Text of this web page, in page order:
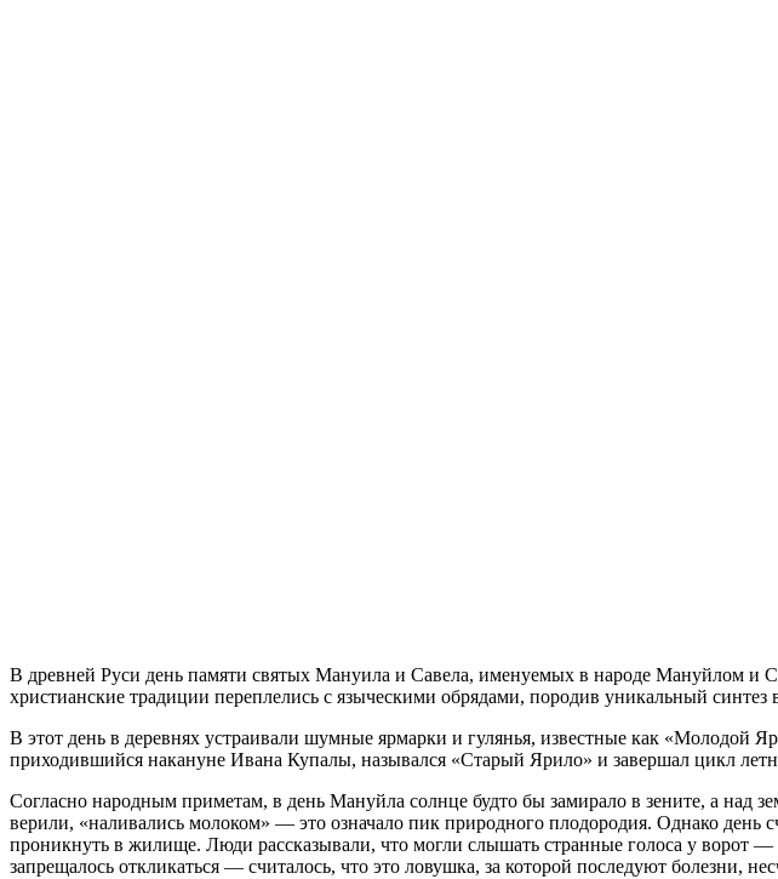
В древней Руси день памяти святых Мануила и Савела, именуемых в народе Мануйлом и
христианские традиции переплелись с языческими обрядами, породив уникальный
В этот день в деревнях устраивали шумные ярмарки и гулянья, известные как
приходившийся накануне Ивана Купалы, назывался «Старый Ярило» и завершал цикл
Согласно народным приметам, в день Мануйла солнце будто бы замирало в зените, а
верили, «наливались молоком» — это означало пик природного плодородия. Однако день
проникнуть в жилище. Люди рассказывали, что могли слышать странные голоса у ворот
запрещалось откликаться — считалось, что это ловушка, за которой последуют болезни,